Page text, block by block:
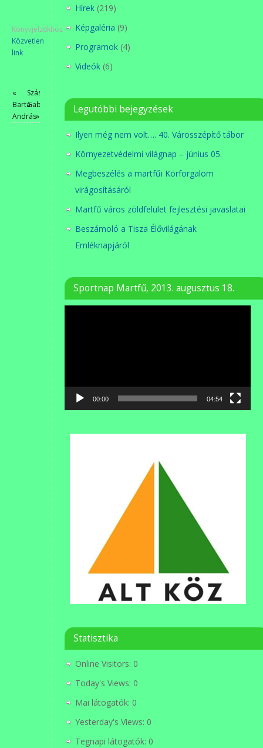
Könyvjelzőkhöz
Közvetlen
link.
«
Barta
András
Szász
Gabi
»
Hírek (219)
Képgaléria (9)
Programok (4)
Videók (6)
Legutóbbi bejegyzések
Ilyen még nem volt…. 40. Városszépítő tábor
Környezetvédelmi világnap – június 05.
Megbeszélés a martfűi Körforgalom
virágosításáról
Martfű város zöldfelület fejlesztési javaslatai
Beszámoló a Tisza Élővilágának
Emléknapjáról
Sportnap Martfű, 2013. augusztus 18.
00:00 04:54
Statisztika
Online Visitors: 0
Today's Views: 0
Mai látogatók: 0
Yesterday's Views: 0
Tegnapi látogatók: 0